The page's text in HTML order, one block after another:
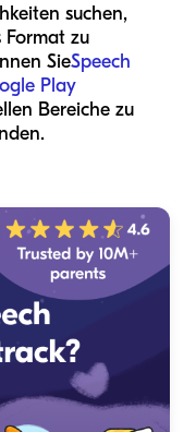
suchen,
zu
SieSpeech
Play
Bereiche zu